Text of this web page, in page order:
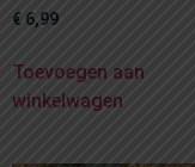
€ 6,99
Toevoegen aan
winkelwagen